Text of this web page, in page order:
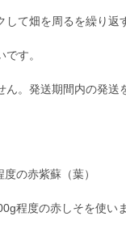
て畑を周るを繰り返
す。
。発送期間内の発送
の赤紫蘇（葉）
程度の赤しそを使い